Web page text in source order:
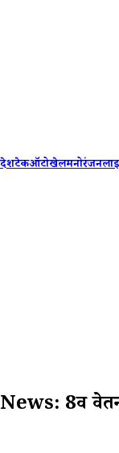
टेकऑटोखेलमनोरंजन
8वें वेतन